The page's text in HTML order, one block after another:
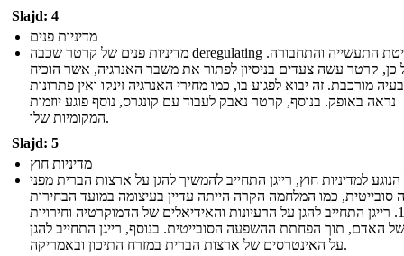
Slajd: 4
מדיניות פנים
מדיניות פנים של קרטר שכבה deregulating שליטת התעשייה והתחבורה.
כן, קרטר עשה צעדים בניסיון לפתור את משבר האנרגיה, אשר הוכיח
מורכבת. זה יבוא לפגוע בו, כמו מחירי האנרגיה זינקו ואין פתרונות
נראה באופק. בנוסף, קרטר נאבק לעבוד עם קונגרס, נוסף פוגע יוזמות
המקומיות שלו.
Slajd: 5
מדיניות חוץ
למדיניות חוץ, רייגן התחייב להמשיך להגן על ארצות הברית מפני
סובייטית, כמו המלחמה הקרה הייתה עדיין בעיצומה במועד הבחירות
1980. רייגן התחייב להגן על הרעיונות והאידיאלים של הדמוקרטיה וחירויות
האדם, תוך הפחתת ההשפעה הסובייטית. בנוסף, רייגן התחייב להגן
על האינטרסים של ארצות הברית במזרח התיכון ובאמריקה.